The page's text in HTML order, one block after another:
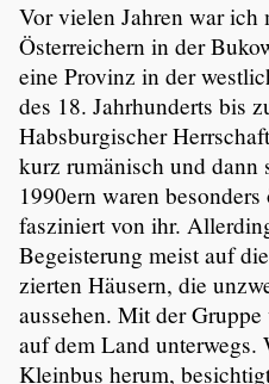
Vor vielen Jahren war ich
Öster­rei­chern in der
eine Provinz in der
des 18. Jahrhun­derts bis
Habsbur­gi­scher
kurz rumänisch und dann
1990ern waren
faszi­niert von ihr.
Begeis­te­rung meist auf
zierten Häusern, die
aussehen. Mit der
auf dem Land
Kleinbus herum,